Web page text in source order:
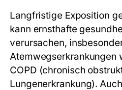
Langfristige Exposition
kann ernsthafte
verursachen,
Atemwegserkrankungen
COPD (chronisch
Lungenerkrankung).